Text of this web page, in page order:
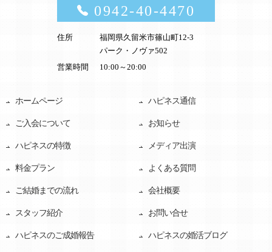
0942-40-4470
住所
福岡県久留米市篠山町12-3
パーク・ノヴァ502
営業時間
10:00～20:00
ホームページ
ご入会について
ハピネスの特徴
料金プラン
ご結婚までの流れ
スタッフ紹介
ハピネスのご成婚報告
ハピネス通信
お知らせ
メディア出演
よくある質問
会社概要
お問い合せ
ハピネスの婚活ブログ